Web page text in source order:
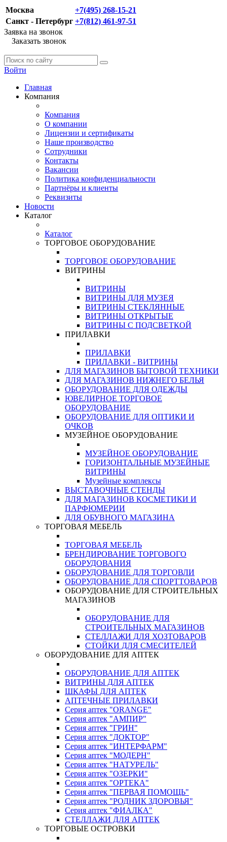
Москва
+7(495) 268-15-21
Санкт - Петербург +7(812) 461-97-51
Заявка на звонок
Заказать звонок
Войти
Главная
Компания
Компания
О компании
Лицензии и сертификаты
Наше производство
Сотрудники
Контакты
Вакансии
Политика конфиденциальности
Партнёры и клиенты
Реквизиты
Новости
Каталог
Каталог
ТОРГОВОЕ ОБОРУДОВАНИЕ
ТОРГОВОЕ ОБОРУДОВАНИЕ
ВИТРИНЫ
ВИТРИНЫ
ВИТРИНЫ ДЛЯ МУЗЕЯ
ВИТРИНЫ СТЕКЛЯННЫЕ
ВИТРИНЫ ОТКРЫТЫЕ
ВИТРИНЫ С ПОДСВЕТКОЙ
ПРИЛАВКИ
ПРИЛАВКИ
ПРИЛАВКИ - ВИТРИНЫ
ДЛЯ МАГАЗИНОВ БЫТОВОЙ ТЕХНИКИ
ДЛЯ МАГАЗИНОВ НИЖНЕГО БЕЛЬЯ
ОБОРУДОВАНИЕ ДЛЯ ОДЕЖДЫ
ЮВЕЛИРНОЕ ТОРГОВОЕ
ОБОРУДОВАНИЕ
ОБОРУДОВАНИЕ ДЛЯ ОПТИКИ И
ОЧКОВ
МУЗЕЙНОЕ ОБОРУДОВАНИЕ
МУЗЕЙНОЕ ОБОРУДОВАНИЕ
ГОРИЗОНТАЛЬНЫЕ МУЗЕЙНЫЕ
ВИТРИНЫ
Музейные комплексы
ВЫСТАВОЧНЫЕ СТЕНДЫ
ДЛЯ МАГАЗИНОВ КОСМЕТИКИ И
ПАРФЮМЕРИИ
ДЛЯ ОБУВНОГО МАГАЗИНА
ТОРГОВАЯ МЕБЕЛЬ
ТОРГОВАЯ МЕБЕЛЬ
БРЕНДИРОВАНИЕ ТОРГОВОГО
ОБОРУДОВАНИЯ
ОБОРУДОВАНИЕ ДЛЯ ТОРГОВЛИ
ОБОРУДОВАНИЕ ДЛЯ СПОРТТОВАРОВ
ОБОРУДОВАНИЕ ДЛЯ СТРОИТЕЛЬНЫХ
МАГАЗИНОВ
ОБОРУДОВАНИЕ ДЛЯ
СТРОИТЕЛЬНЫХ МАГАЗИНОВ
СТЕЛЛАЖИ ДЛЯ ХОЗТОВАРОВ
СТОЙКИ ДЛЯ СМЕСИТЕЛЕЙ
ОБОРУДОВАНИЕ ДЛЯ АПТЕК
ОБОРУДОВАНИЕ ДЛЯ АПТЕК
ВИТРИНЫ ДЛЯ АПТЕК
ШКАФЫ ДЛЯ АПТЕК
АПТЕЧНЫЕ ПРИЛАВКИ
Серия аптек "ORANGE"
Серия аптек "АМПИР"
Серия аптек "ГРИН"
Серия аптек "ДОКТОР"
Серия аптек "ИНТЕРФАРМ"
Серия аптек "МОДЕРН"
Серия аптек "НАТУРЕЛЬ"
Серия аптек "ОЗЕРКИ"
Серия аптек "ОРТЕКА"
Серия аптек "ПЕРВАЯ ПОМОЩЬ"
Серия аптек "РОДНИК ЗДОРОВЬЯ"
Серия аптек "ФИАЛКА"
СТЕЛЛАЖИ ДЛЯ АПТЕК
ТОРГОВЫЕ ОСТРОВКИ